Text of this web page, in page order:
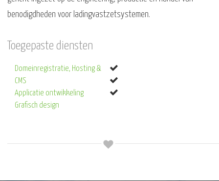
benodigdheden voor ladingvastzetsystemen.
Toegepaste diensten
Domeinregistratie, Hosting &
CMS
Applicatie ontwikkeling
Grafisch design